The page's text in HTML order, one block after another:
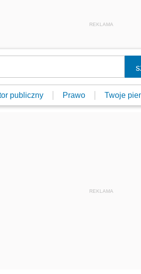
REKLAMA
publiczny Prawo Twoje